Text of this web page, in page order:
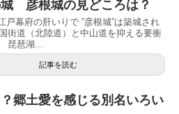
彦根城の見どころは？
戸幕府の肝いりで ”彦根城”は築城され
街道（北陸道）と中山道を抑える要衝
琵琶湖...
記事を読む
郷土愛を感じる別名いろい